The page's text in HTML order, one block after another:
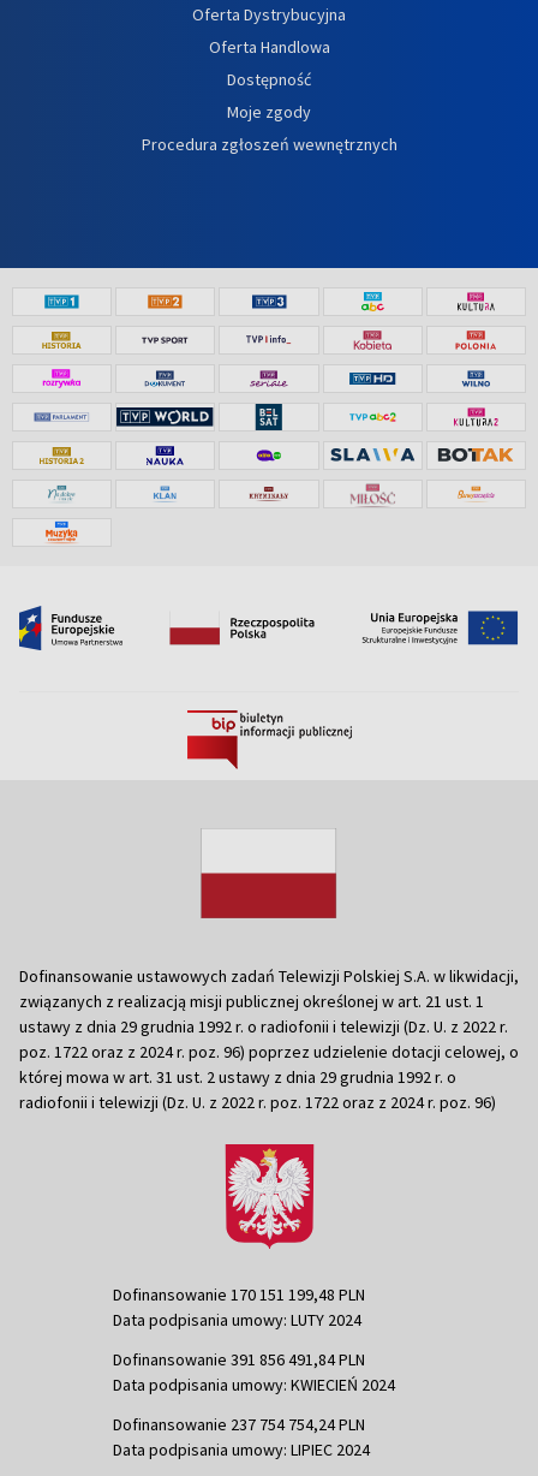
Oferta Dystrybucyjna
Oferta Handlowa
Dostępność
Moje zgody
Procedura zgłoszeń wewnętrznych
Dofinansowanie ustawowych zadań Telewizji Polskiej S.A. w likwidacji,
związanych z realizacją misji publicznej określonej w art. 21 ust. 1
ustawy z dnia 29 grudnia 1992 r. o radiofonii i telewizji (Dz. U. z 2022 r.
poz. 1722 oraz z 2024 r. poz. 96) poprzez udzielenie dotacji celowej, o
której mowa w art. 31 ust. 2 ustawy z dnia 29 grudnia 1992 r. o
radiofonii i telewizji (Dz. U. z 2022 r. poz. 1722 oraz z 2024 r. poz. 96)
Dofinansowanie 170 151 199,48 PLN
Data podpisania umowy: LUTY 2024
Dofinansowanie 391 856 491,84 PLN
Data podpisania umowy: KWIECIEŃ 2024
Dofinansowanie 237 754 754,24 PLN
Data podpisania umowy: LIPIEC 2024